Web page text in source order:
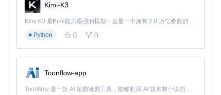
Kimi-K3
Kimi K3 是Kimi能力最强的模型：这是一个拥有 2.8 万亿参数的混合专家（MoE）模型，具备原生视觉理解能力，并支持 100 万 token 的上下文窗口。
Python
0 0
Toonflow-app
Toonflow 是一款 AI 短剧漫剧工具，能够利用 AI 技术将小说自动转化为剧本，并结合 AI 生成的图片和视频，实现高效的短剧创作。借助 Toonflow，可以轻松完成从文字到影像的全流程，让短剧制作变得更加智能与便捷。